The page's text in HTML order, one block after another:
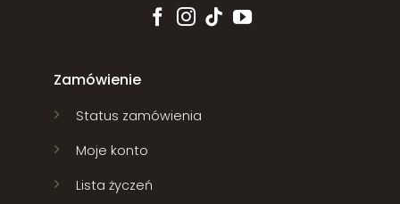
Zamówienie
Status zamówienia
Moje konto
Lista życzeń